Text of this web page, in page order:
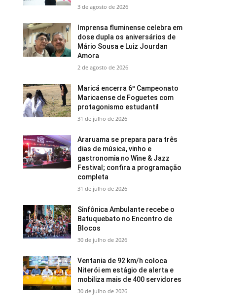
3 de agosto de 2026
Imprensa fluminense celebra em
dose dupla os aniversários de
Mário Sousa e Luiz Jourdan
Amora
2 de agosto de 2026
Maricá encerra 6º Campeonato
Maricaense de Foguetes com
protagonismo estudantil
31 de julho de 2026
Araruama se prepara para três
dias de música, vinho e
gastronomia no Wine & Jazz
Festival; confira a programação
completa
31 de julho de 2026
Sinfônica Ambulante recebe o
Batuquebato no Encontro de
Blocos
30 de julho de 2026
Ventania de 92 km/h coloca
Niterói em estágio de alerta e
mobiliza mais de 400 servidores
30 de julho de 2026